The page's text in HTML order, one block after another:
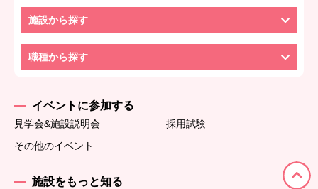
施設から探す
職種から探す
イベントに参加する
見学会&施設説明会
採用試験
その他のイベント
施設をもっと知る